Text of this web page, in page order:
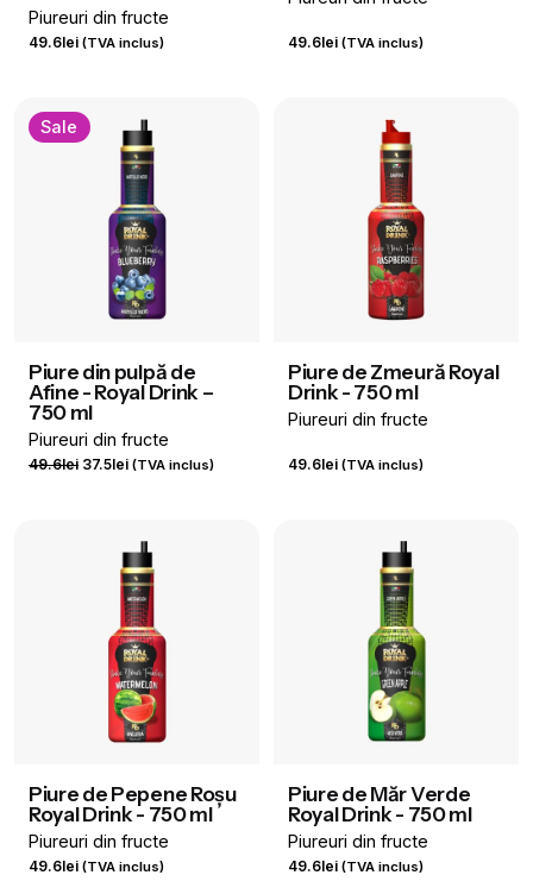
Piureuri din fructe
49.6lei (TVA inclus) 49.6lei (TVA inclus)
Sale
Piure din pulpă de
Afine - Royal Drink –
750 ml
Piureuri din fructe
49.6lei Prețul
49.6lei.
37.5leiPrețul
37.5lei.
(TVA inclus)
Piure de Zmeură Royal
Drink - 750 ml
Piureuri din fructe
49.6lei (TVA inclus)
Piure de Pepene Roșu
Royal Drink - 750 ml
Piureuri din fructe
49.6lei (TVA inclus)
Piure de Măr Verde
Royal Drink - 750 ml
Piureuri din fructe
49.6lei (TVA inclus)